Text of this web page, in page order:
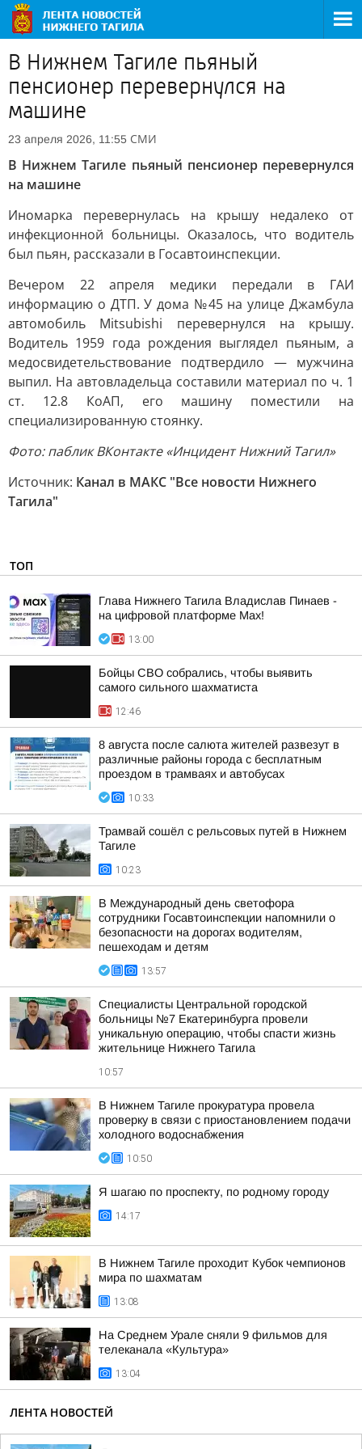
В Нижнем Тагиле пьяный
пенсионер перевернулся на
машине
23 апреля 2026, 11:55 СМИ
В Нижнем Тагиле пьяный пенсионер перевернулся
на машине
Иномарка перевернулась на крышу недалеко от
инфекционной больницы. Оказалось, что водитель
был пьян, рассказали в Госавтоинспекции.
Вечером 22 апреля медики передали в ГАИ
информацию о ДТП. У дома №45 на улице Джамбула
автомобиль Mitsubishi перевернулся на крышу.
Водитель 1959 года рождения выглядел пьяным, а
медосвидетельствование подтвердило — мужчина
выпил. На автовладельца составили материал по ч. 1
ст. 12.8 КоАП, его машину поместили на
специализированную стоянку.
Фото: паблик ВКонтакте «Инцидент Нижний Тагил»
Источник: Канал в МАКС "Все новости Нижнего
Тагила"
ТОП
Глава Нижнего Тагила Владислав Пинаев -
на цифровой платформе Max!
13:00
Бойцы СВО собрались, чтобы выявить
самого сильного шахматиста
12:46
8 августа после салюта жителей развезут в
различные районы города с бесплатным
проездом в трамваях и автобусах
10:33
Трамвай сошёл с рельсовых путей в Нижнем
Тагиле
10:23
В Международный день светофора
сотрудники Госавтоинспекции напомнили о
безопасности на дорогах водителям,
пешеходам и детям
13:57
Специалисты Центральной городской
больницы №7 Екатеринбурга провели
уникальную операцию, чтобы спасти жизнь
жительнице Нижнего Тагила
10:57
В Нижнем Тагиле прокуратура провела
проверку в связи с приостановлением подачи
холодного водоснабжения
10:50
Я шагаю по проспекту, по родному городу
14:17
В Нижнем Тагиле проходит Кубок чемпионов
мира по шахматам
13:08
На Среднем Урале сняли 9 фильмов для
телеканала «Культура»
13:04
ЛЕНТА НОВОСТЕЙ